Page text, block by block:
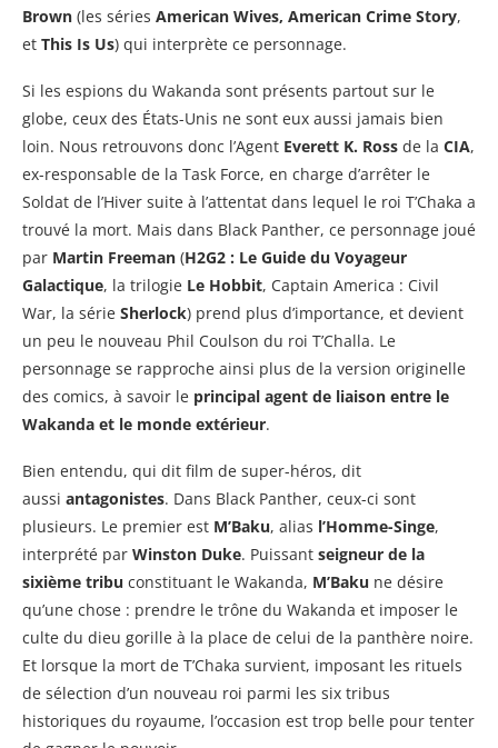
Brown (les séries American Wives, American Crime Story,
et This Is Us) qui interprète ce personnage.
Si les espions du Wakanda sont présents partout sur le
globe, ceux des États-Unis ne sont eux aussi jamais bien
loin. Nous retrouvons donc l’Agent Everett K. Ross de la CIA,
ex-responsable de la Task Force, en charge d’arrêter le
Soldat de l’Hiver suite à l’attentat dans lequel le roi T’Chaka a
trouvé la mort. Mais dans Black Panther, ce personnage joué
par Martin Freeman (H2G2 : Le Guide du Voyageur
Galactique, la trilogie Le Hobbit, Captain America : Civil
War, la série Sherlock) prend plus d’importance, et devient
un peu le nouveau Phil Coulson du roi T’Challa. Le
personnage se rapproche ainsi plus de la version originelle
des comics, à savoir le principal agent de liaison entre le
Wakanda et le monde extérieur.
Bien entendu, qui dit film de super-héros, dit
aussi antagonistes. Dans Black Panther, ceux-ci sont
plusieurs. Le premier est M’Baku, alias l’Homme-Singe,
interprété par Winston Duke. Puissant seigneur de la
sixième tribu constituant le Wakanda, M’Baku ne désire
qu’une chose : prendre le trône du Wakanda et imposer le
culte du dieu gorille à la place de celui de la panthère noire.
Et lorsque la mort de T’Chaka survient, imposant les rituels
de sélection d’un nouveau roi parmi les six tribus
historiques du royaume, l’occasion est trop belle pour tenter